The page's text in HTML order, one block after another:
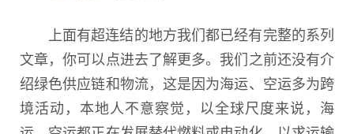
上面有超连结的地方我们都已经有完整的系列
文章，你可以点进去了解更多。我们之前还没有介
绍绿色供应链和物流，这是因为海运、空运多为跨
境活动，本地人不意察觉，以全球尺度来说，海